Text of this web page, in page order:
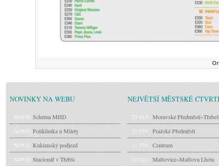
NOVINKY NA WEBU
NOVÉ: Schéma MHD
NOVÉ: Poliklinika u Milety
NOVÉ: Kuklenský podjezd
NOVÉ: Stacionář v Třebši
NEJVĚTŠÍ MĚSTSKÉ
23 413 - Moravské Předměstí~Třebeš
12 975 - Pražské Předměstí
11 779 - Centrum
10 021 - Malšovice~Malšova Lhota